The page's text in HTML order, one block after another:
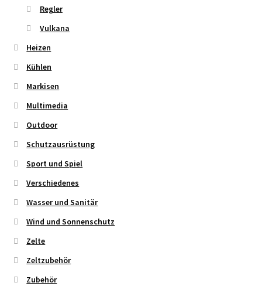
Regler
Vulkana
Heizen
Kühlen
Markisen
Multimedia
Outdoor
Schutzausrüstung
Sport und Spiel
Verschiedenes
Wasser und Sanitär
Wind und Sonnenschutz
Zelte
Zeltzubehör
Zubehör